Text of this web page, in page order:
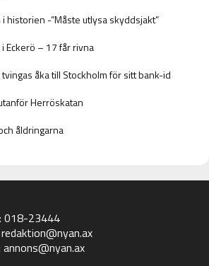
historien -”Måste utlysa skyddsjakt”
Eckerö – 17 får rivna
åka till Stockholm för sitt bank-id
Herröskatan
åldringarna
018-23444
redaktion@nyan.ax
annons@nyan.ax